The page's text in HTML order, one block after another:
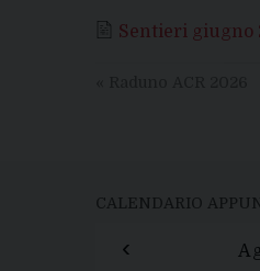
Sentieri giugno
CALENDARIO
‹